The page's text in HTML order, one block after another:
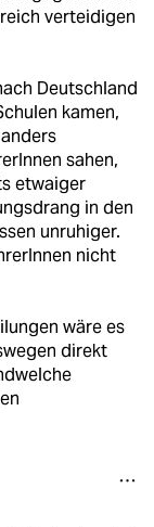
verteidigen
Deutschland
kamen,
sahen,
etwaiger
in den
unruhiger.
nicht
wäre es
direkt